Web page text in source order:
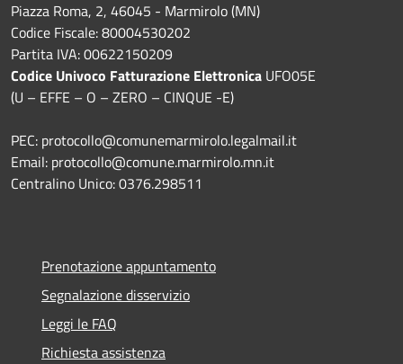
Piazza Roma, 2, 46045 - Marmirolo (MN)
Codice Fiscale: 80004530202
Partita IVA: 00622150209
Codice Univoco Fatturazione Elettronica UFO05E
(U – EFFE – O – ZERO – CINQUE -E)
PEC: protocollo@comunemarmirolo.legalmail.it
Email: protocollo@comune.marmirolo.mn.it
Centralino Unico: 0376.298511
Prenotazione appuntamento
Segnalazione disservizio
Leggi le FAQ
Richiesta assistenza